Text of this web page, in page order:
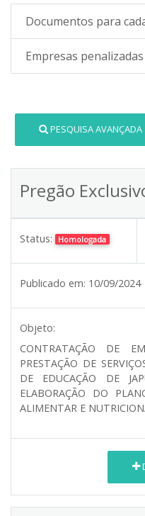
Documentos para
Empresas penalizadas
PESQUISA AVANÇADA
Pregão
Status: Homologada
Publicado em: 10/09/2024
Objeto:
CONTRATAÇÃO DE
PRESTAÇÃO DE
DE EDUCAÇÃO DE
ELABORAÇÃO DO
ALIMENTAR E